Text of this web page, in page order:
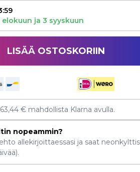
elokuun ja 3 syyskuun
LISÄÄ OSTOSKORIIN
€ mahdollista Klarna avulla.
nopeammin?
allekirjoittaessasi ja saat